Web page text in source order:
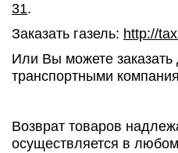
31.
Заказать газель: http://
Или Вы можете заказать
транспортными
Возврат товаров
осуществляется в